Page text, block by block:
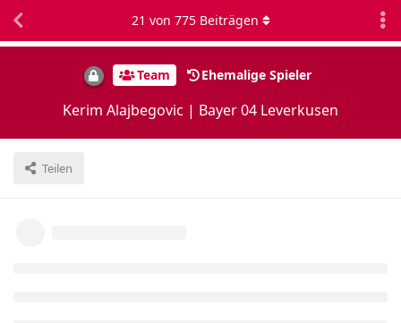
Team Ehemalige Spieler
Kerim Alajbegovic | Bayer 04 Leverkusen
Teilen
21 von 775Beiträgen